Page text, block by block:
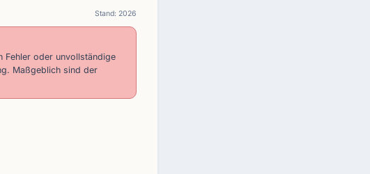
Stand: 2026
Fehler oder unvollständige
Maßgeblich sind der